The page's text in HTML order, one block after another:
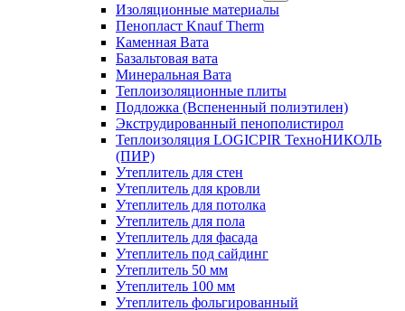
Изоляционные материалы
Пенопласт Knauf Therm
Каменная Вата
Базальтовая вата
Минеральная Вата
Теплоизоляционные плиты
Подложка (Вспененный полиэтилен)
Экструдированный пенополистирол
Теплоизоляция LOGICPIR ТехноНИКОЛЬ
(ПИР)
Утеплитель для стен
Утеплитель для кровли
Утеплитель для потолка
Утеплитель для пола
Утеплитель для фасада
Утеплитель под сайдинг
Утеплитель 50 мм
Утеплитель 100 мм
Утеплитель фольгированный